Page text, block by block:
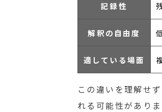
記録性
解釈の自由度
適している場面
この違いを理解せ
れる可能性があり